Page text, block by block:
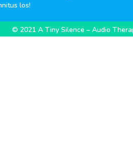
los!
© 2021 A Tiny Silence – Audio